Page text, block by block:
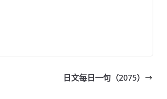
日文每日一句（2075）